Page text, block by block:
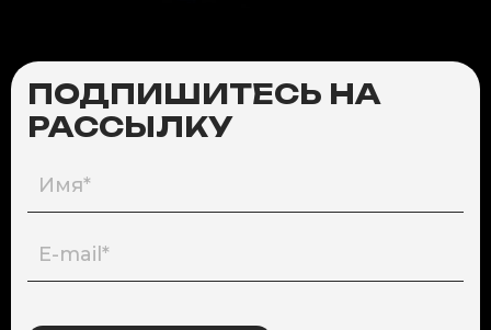
ПОДПИШИТЕСЬ НА
РАССЫЛКУ